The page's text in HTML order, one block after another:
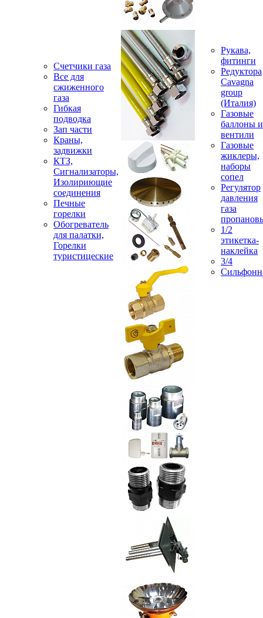
Счетчики газа
Все для
сжиженного
газа
Гибкая
подводка
Зап части
Краны,
задвижки
КТЗ,
Сигнализаторы,
Изолириющие
соединения
Печные
горелки
Обогреватель
для палатки,
Горелки
туристицеские
Рукава,
фитинги
Редуктора
Cavagna
group
(Италия)
Газовые
баллоны и
вентили
Газовые
жиклеры,
наборы
сопел
Регулятор
давления
газа
1/2
этикетка-
наклейка
3/4